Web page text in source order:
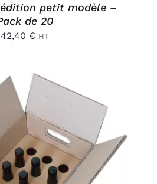
petit modèle –
de 20
42,40 € HT
AU PANIER